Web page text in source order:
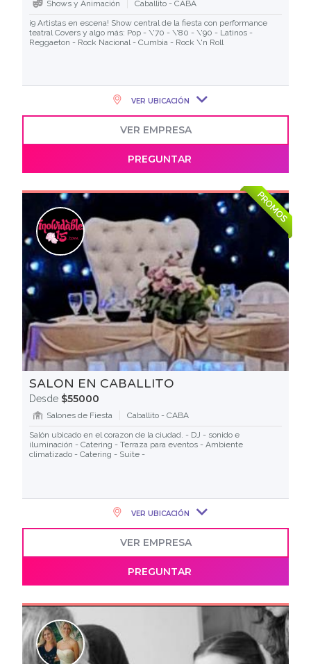
Shows y Animación
Caballito - CABA
¡9 Artistas en escena! Show central de la fiesta con performance
teatral Covers y algo más: Pop - \'70 - \'80 - \'90 - Latinos -
Reggaeton - Rock Nacional - Cumbia - Rock \'n Roll
VER UBICACIÓN
VER EMPRESA
PREGUNTAR
SALON EN CABALLITO
Desde $55000
Salones de Fiesta
Caballito - CABA
Salón ubicado en el corazon de la ciudad. - DJ - sonido e
iluminación - Catering - Terraza para eventos - Ambiente
climatizado - Catering - Suite -
PROMOS
VER UBICACIÓN
VER EMPRESA
PREGUNTAR